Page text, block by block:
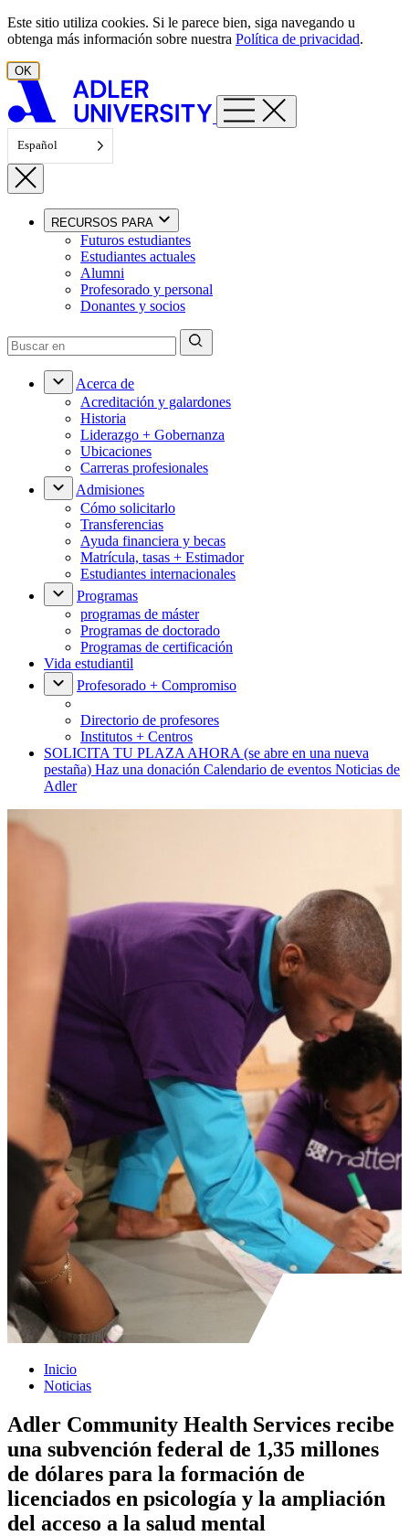
Ir al contenido
Este sitio utiliza cookies. Si le parece bien, siga navegando u
obtenga más información sobre nuestra Política de privacidad.
OK
Español
RECURSOS PARA
Futuros estudiantes
Estudiantes actuales
Alumni
Profesorado y personal
Donantes y socios
Acerca de
Acreditación y galardones
Historia
Liderazgo + Gobernanza
Ubicaciones
Carreras profesionales
Admisiones
Cómo solicitarlo
Transferencias
Ayuda financiera y becas
Matrícula, tasas + Estimador
Estudiantes internacionales
Programas
programas de máster
Programas de doctorado
Programas de certificación
Vida estudiantil
Profesorado + Compromiso
Directorio de profesores
Institutos + Centros
SOLICITA TU PLAZA AHORA (se abre en una nueva
pestaña) Haz una donación Calendario de eventos Noticias de
Adler
Inicio
Noticias
Adler Community Health Services recibe
una subvención federal de 1,35 millones
de dólares para la formación de
licenciados en psicología y la ampliación
del acceso a la salud mental